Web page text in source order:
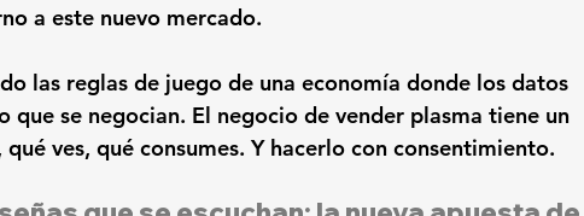
a este nuevo mercado.
las reglas de juego de una economía donde los datos
que se negocian. El negocio de vender plasma tiene un
ves, qué consumes. Y hacerlo con consentimiento.